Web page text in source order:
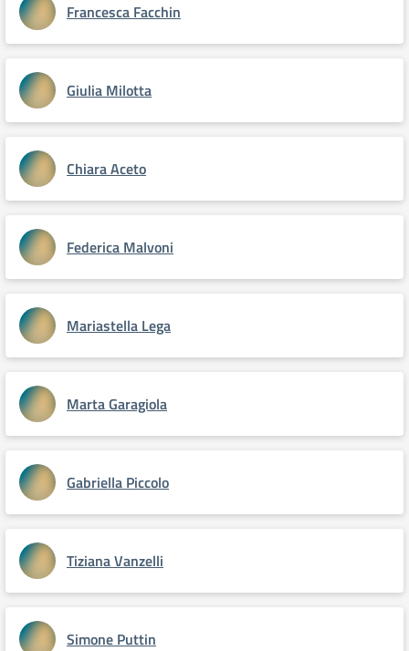
Francesca Facchin
Giulia Milotta
Chiara Aceto
Federica Malvoni
Mariastella Lega
Marta Garagiola
Gabriella Piccolo
Tiziana Vanzelli
Simone Puttin